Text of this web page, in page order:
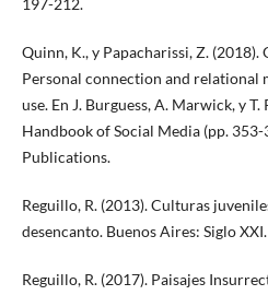
Quinn, K., y Papacharissi, Z.
Personal connection and relational
use. En J. Burguess, A. Marwick, y T.
Handbook of Social Media (pp. 353-
Publications.
Reguillo, R. (2013). Culturas
desencanto. Buenos Aires: Siglo XXI.
Reguillo, R. (2017). Paisajes